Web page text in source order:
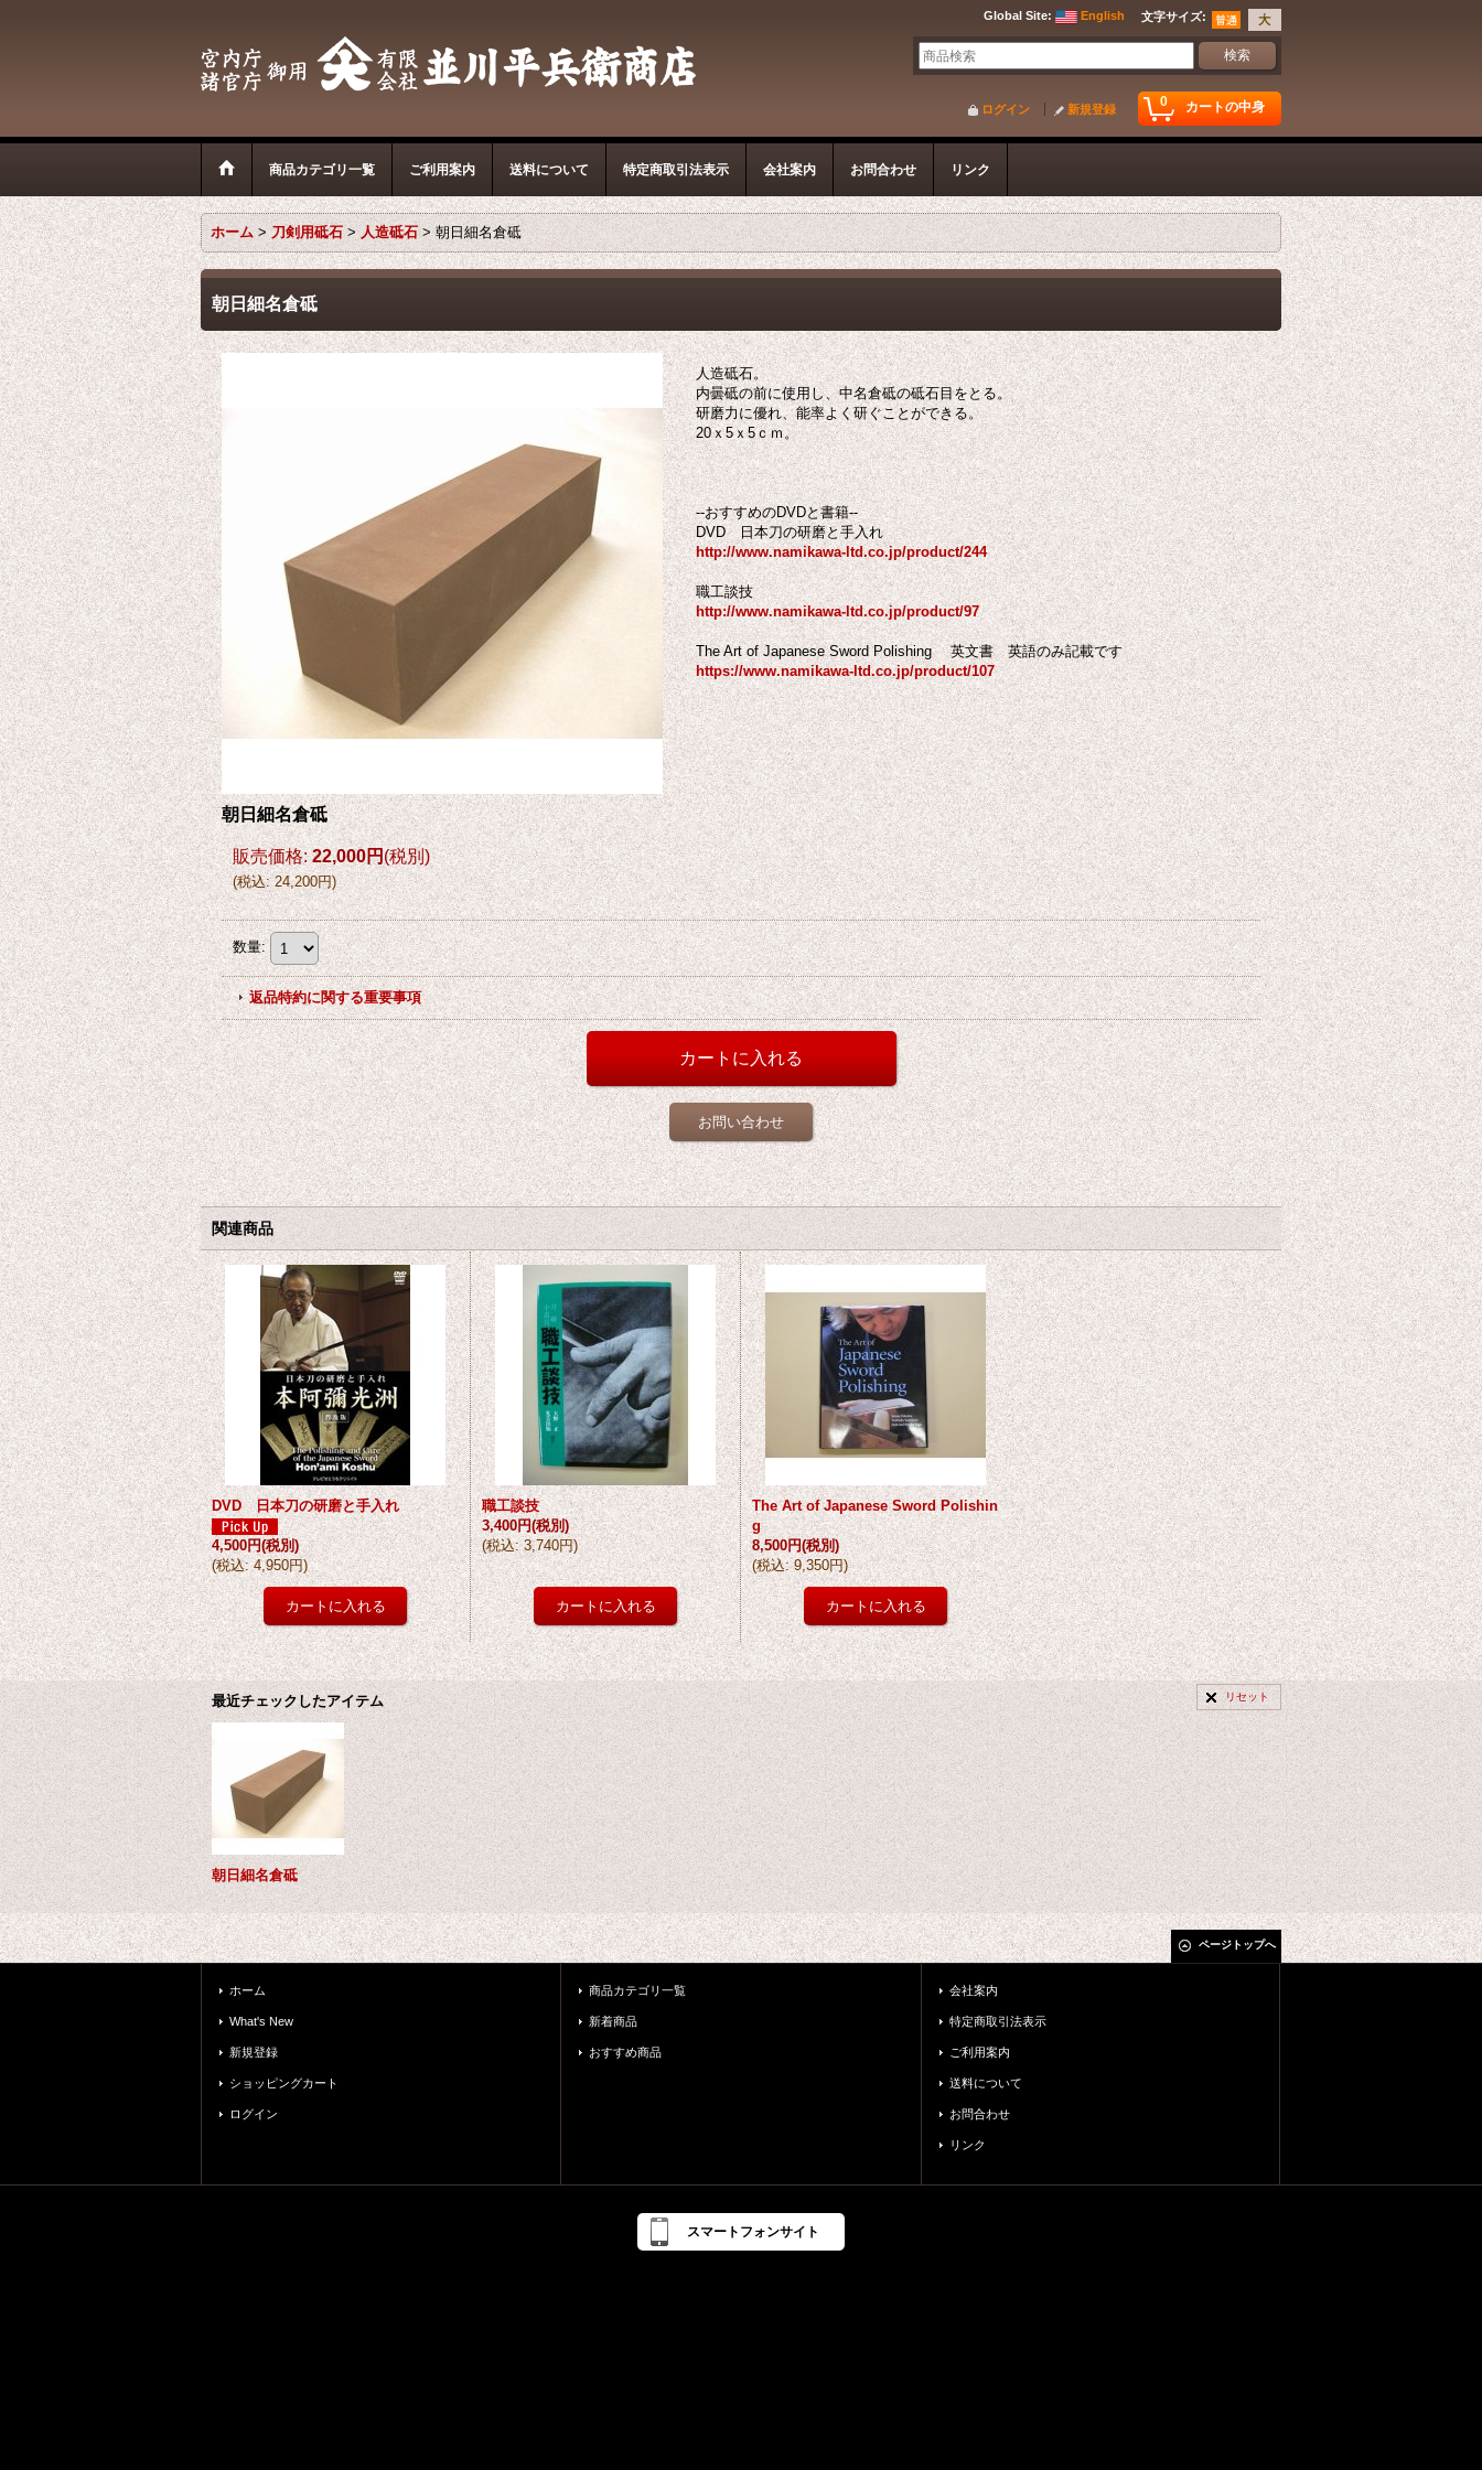
文字サイズ:
Global Site: English
0 カートの中身
ログイン 新規登録
商品カテゴリ一覧 ご利用案内 送料について 特定商取引法表示 会社案内 お問合わせ リンク
ホーム > 刀剣用砥石 > 人造砥石 > 朝日細名倉砥
朝日細名倉砥
人造砥石。
内曇砥の前に使用し、中名倉砥の砥石目をとる。
研磨力に優れ、能率よく研ぐことができる。
20ｘ5ｘ5ｃｍ。
--おすすめのDVDと書籍--
DVD 日本刀の研磨と手入れ
http://www.namikawa-ltd.co.jp/product/244
職工談技
http://www.namikawa-ltd.co.jp/product/97
The Art of Japanese Sword Polishing 英文書 英語のみ記載です
https://www.namikawa-ltd.co.jp/product/107
朝日細名倉砥
販売価格: 22,000円 (税別)
(税込: 24,200円)
数量:
返品特約に関する重要事項
お問い合わせ
関連商品
DVD 日本刀の研磨と手入れ
4,500円(税別)
(税込: 4,950円)
職工談技
3,400円(税別)
(税込: 3,740円)
The Art of Japanese Sword Polishin
g
8,500円(税別)
(税込: 9,350円)
最近チェックしたアイテム リセット
朝日細名倉砥
ページトップへ
ホーム
What's New
新規登録
ショッピングカート
ログイン
商品カテゴリ一覧
新着商品
おすすめ商品
会社案内
特定商取引法表示
ご利用案内
送料について
お問合わせ
リンク
スマートフォンサイト